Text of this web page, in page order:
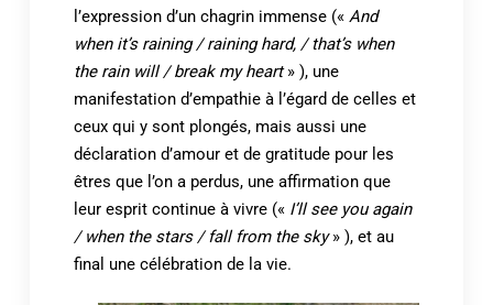
l’expression d’un chagrin immense (« And
when it’s raining / raining hard, / that’s when
the rain will / break my heart» ), une
manifestation d’empathie à l’égard de celles et
ceux qui y sont plongés, mais aussi une
déclaration d’amour et de gratitude pour les
êtres que l’on a perdus, une affirmation que
leur esprit continue à vivre (« I’ll see you again
/ when the stars / fall from the sky» ), et au
final une célébration de la vie.